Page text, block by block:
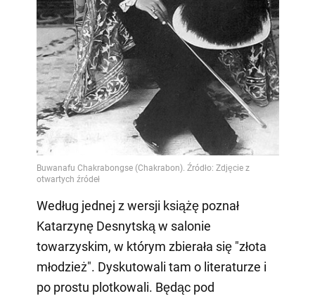
Według jednej z wersji książę poznał
Katarzynę Desnytską w salonie
towarzyskim, w którym zbierała się "złota
młodzież". Dyskutowali tam o literaturze i
po prostu plotkowali. Będąc pod